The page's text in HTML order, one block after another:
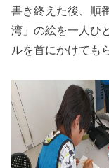
書き終えた後、順
湾」の絵を一人ひ
ルを首にかけても